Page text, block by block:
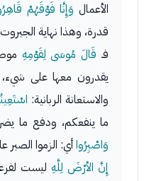
الأعمال وَإِنَّا فَوْقَهُمْ
قدرة، وهذا نهاية
فـ قَالَ مُوسَى لِقَوْمِهِ
يقدرون معها على شيء،
والاستعانة الربانية:
ما ينفعكم، ودفع ما
وَاصْبِرُواأي: الزموا
إِنَّ الأرْضَ لِلَّهِليست